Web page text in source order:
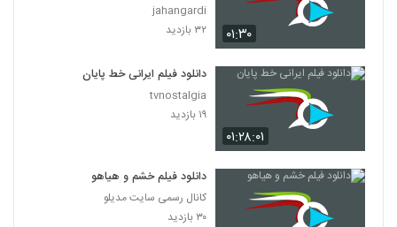
۰۱:۳۰
jahangardi
۳۲ بازدید
۰۱:۲۸:۰۱
دانلود فیلم ایرانی خط پایان
tvnostalgia
۱۹ بازدید
دانلود فیلم خشم و هیاهو
کانال رسمی سایت مدیلو
۳۰ بازدید